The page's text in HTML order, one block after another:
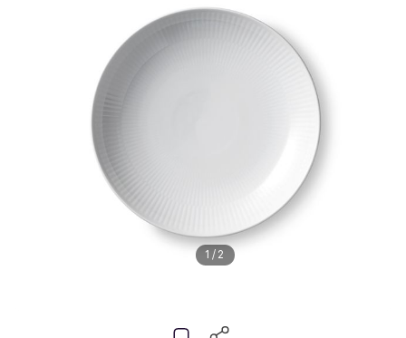
1 / 2